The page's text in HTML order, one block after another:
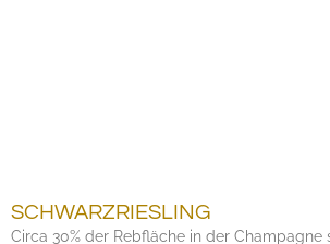
SCHWARZRIESLING
Circa 30% der Rebfläche in der Champagne